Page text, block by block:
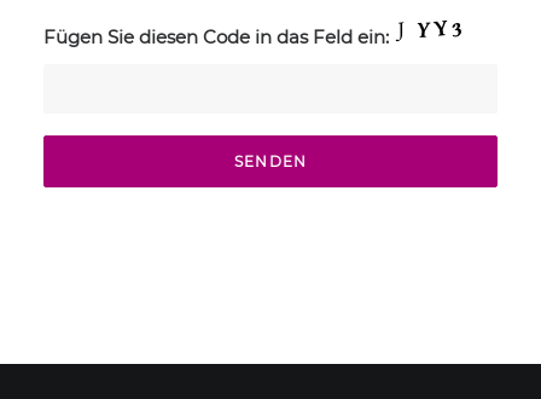
Fügen Sie diesen Code in das Feld ein: